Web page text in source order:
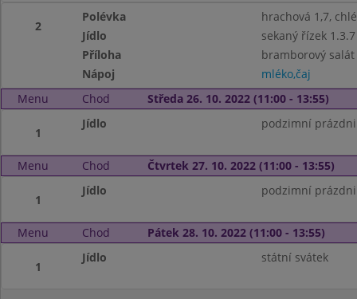
2
Polévka
hrachová 1,7,
Jídlo
sekaný řízek 1.3.7
Příloha
bramborový
Nápoj
mléko,čaj
Menu
Chod Středa 26. 10. 2022 (11:00 - 13:55)
1
Jídlo podzimní
Menu Chod Čtvrtek 27. 10. 2022 (11:00 - 13:55)
1
Jídlo podzimní
Menu Chod Pátek 28. 10. 2022 (11:00 - 13:55)
1
Jídlo státní svátek